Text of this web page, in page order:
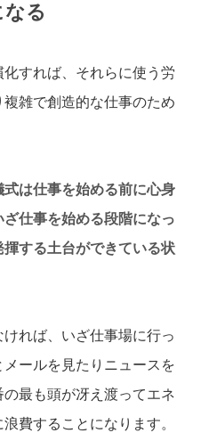
る
すれば、それらに使う労
雑で創造的な仕事のため
式は仕事を始める前に心身
仕事を始める段階になっ
する土台ができている状
れば、いざ仕事場に行っ
ールを見たりニュースを
最も頭が冴え渡ってエネ
費することになります。